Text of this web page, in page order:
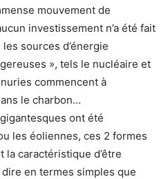
mouvement de
investissement n’a été fait
sources d’énergie
», tels le nucléaire et
commencent à
le charbon…
ont été
les éoliennes, ces 2 formes
la caractéristique d’être
en termes simples que